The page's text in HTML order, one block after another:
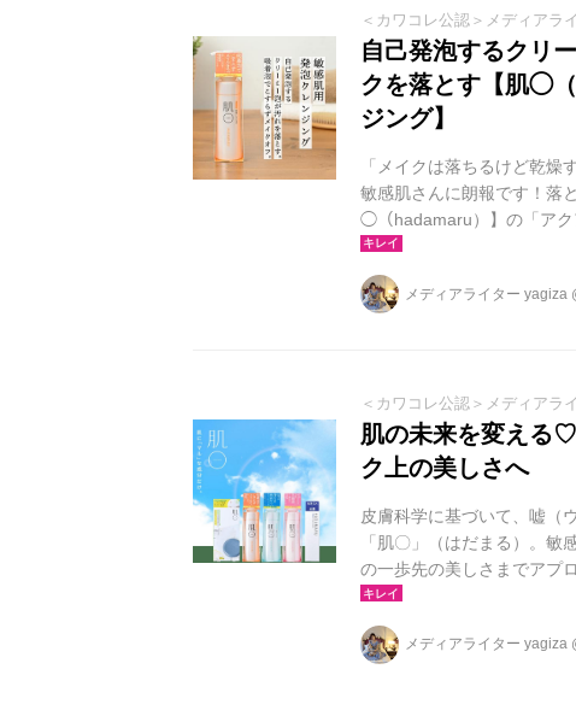
＜カワコレ公認＞メディアラ
自己発泡するクリ
クを落とす【肌◯
ジング】
「メイクは落ちるけど乾
敏感肌さんに朗報です！落
◯（hadamaru）】の「アク
がらも、しっかりメイクオ
し、汚れを吸着することで
メディアライター yagiza
＜カワコレ公認＞メディアラ
肌の未来を変える
ク上の美しさへ
皮膚科学に基づいて、嘘（
「肌〇」（はだまる）。
の一歩先の美しさまでアプ
たのが、2024年12月1日に
質なビタミンを最適なバラ
上のスキンケアアイテムで
メディアライター yagiza